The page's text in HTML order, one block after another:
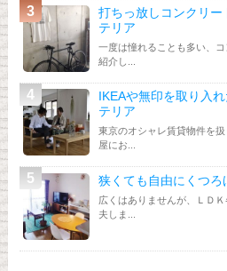
打ちっ放しコンクリ
テリア
一度は憧れることも多い、
紹介し...
IKEAや無印を取り入
テリア
東京のオシャレ賃貸物件を
屋にお...
狭くても自由にくつろ
広くはありませんが、ＬＤ
夫しま...